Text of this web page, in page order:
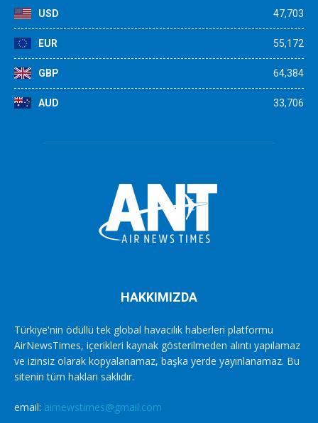
USD 47,703
EUR 55,172
GBP 64,384
AUD 33,706
HAKKIMIZDA
Türkiye'nin ödüllü tek global havacılık haberleri platformu
AirNewsTimes, içerikleri kaynak gösterilmeden alıntı yapılamaz
ve izinsiz olarak kopyalanamaz, başka yerde yayınlanamaz. Bu
sitenin tüm hakları saklıdır.
email: airnewstimes@gmail.com